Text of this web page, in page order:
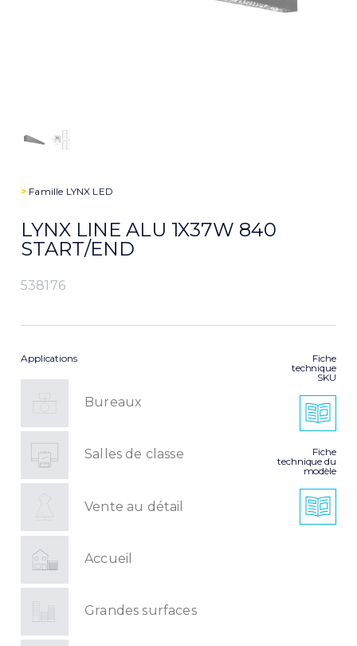
> Famille LYNX LED
LYNX LINE ALU 1X37W 840
START/END
538176
Applications
Bureaux
Salles de classe
Vente au détail
Accueil
Grandes surfaces
Fiche
technique
SKU
Fiche
technique du
modèle